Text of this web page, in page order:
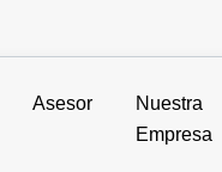
Asesor
Nuestra
Empresa